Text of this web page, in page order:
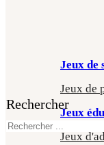
Rechercher
Jeux de
Jeux de
Jeux
Jeux